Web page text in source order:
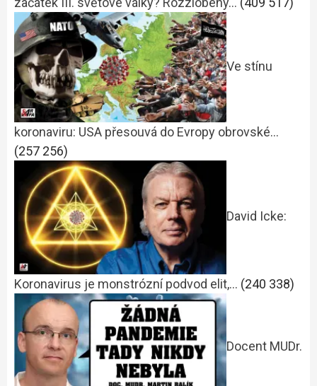
Ve stínu
koronaviru: USA přesouvá do Evropy obrovské…
(257 256)
David Icke:
Koronavirus je monstrózní podvod elit,… (240 338)
Docent MUDr.